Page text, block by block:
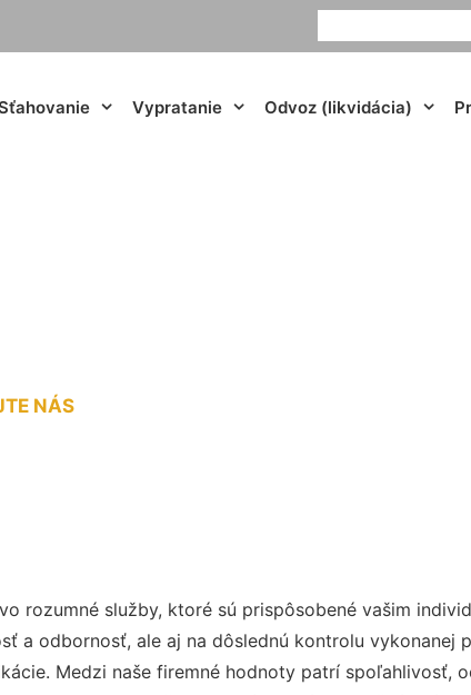
Vypratanie Odvoz (likvidácia)
NÁS
rozumné služby, ktoré sú prispôsobené vašim
a odbornosť, ale aj na dôslednú kontrolu vykonanej
Medzi naše firemné hodnoty patrí spoľahlivosť,